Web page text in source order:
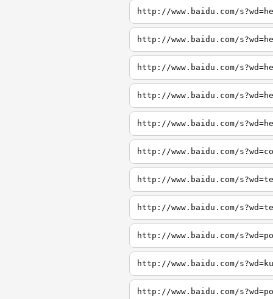
http://www.baidu.com/
http://www.baidu.com/
http://www.baidu.com/
http://www.baidu.com/
http://www.baidu.com/
http://www.baidu.com/
http://www.baidu.com/
http://www.baidu.com/
http://www.baidu.com/
http://www.baidu.com/
http://www.baidu.com/